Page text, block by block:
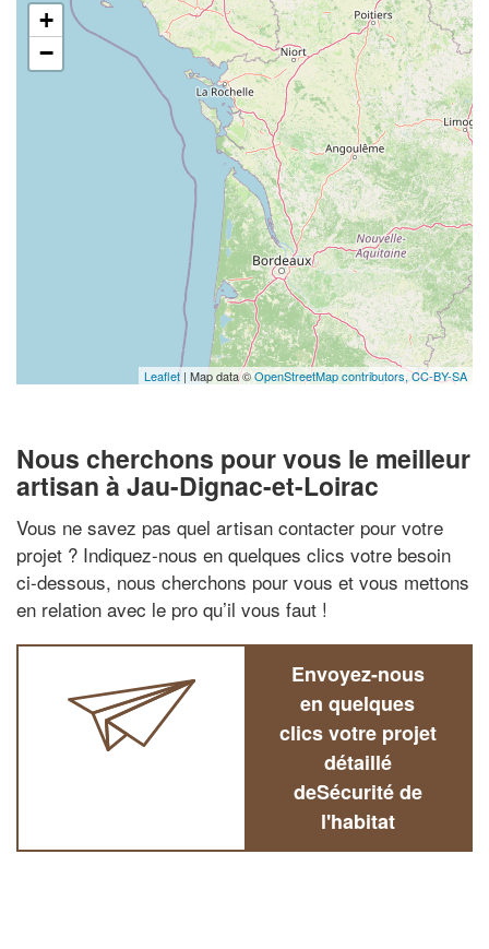
+
−
Leaflet | Map data ©OpenStreetMap contributors,CC-BY-SA
Nous cherchons pour vous le meilleur
artisan à Jau-Dignac-et-Loirac
Vous ne savez pas quel artisan contacter pour votre
projet ? Indiquez-nous en quelques clics votre besoin
ci-dessous, nous cherchons pour vous et vous mettons
en relation avec le pro qu’il vous faut !
Envoyez-nous
en quelques
clics votre projet
détaillé
deSécurité de
l'habitat